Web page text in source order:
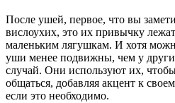
После ушей, первое, что вы
вислоухих, это их привычку
маленьким лягушкам. И хотя
уши менее подвижны, чем у
случай. Они используют их,
общаться, добавляя акцент к
если это необходимо.